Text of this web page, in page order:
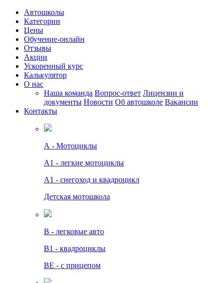
Автошколы
Категории
Цены
Обучение-онлайн
Отзывы
Акции
Ускоренный курс
Калькулятор
О нас
Наша команда Вопрос-ответ Лицензии и
документы Новости Об автошколе Вакансии
Контакты
А - Мотоциклы
A1 - легкие мотоциклы
A1 - снегоход и квадроцикл
Детская мотошкола
B - легковые авто
В1 - квадроциклы
BE - с прицепом